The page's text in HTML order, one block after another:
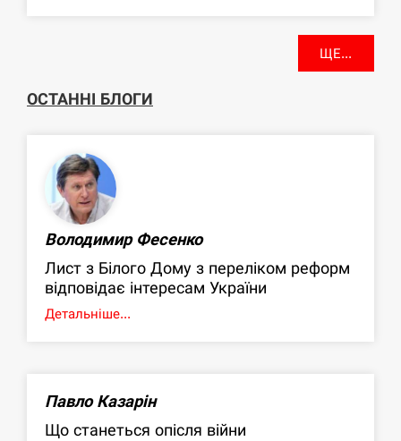
ЩЕ...
ОСТАННІ БЛОГИ
Володимир Фесенко
Лист з Білого Дому з переліком реформ
відповідає інтересам України
Детальніше...
Павло Казарін
Що станеться опісля війни